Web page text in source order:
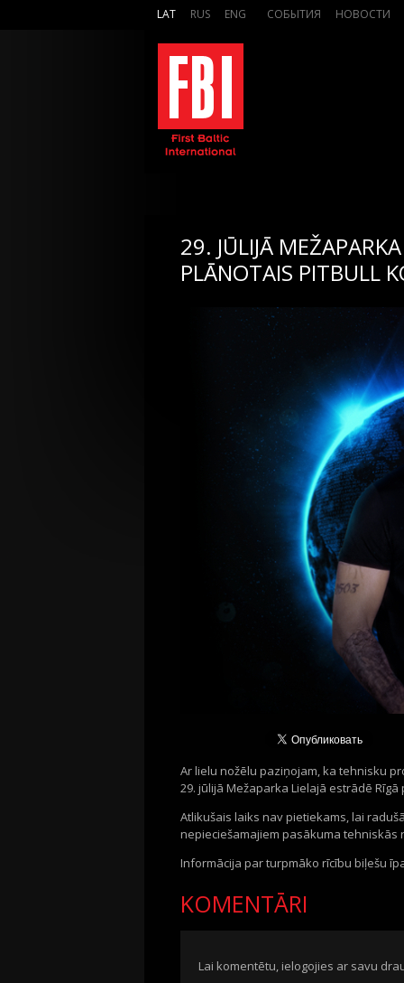
LAT RUS ENG СОБЫТИЯ НОВОСТИ
29. JŪLIJĀ
PLĀNOTAIS PITBULL
Ar lielu nožēlu paziņojam, ka tehnisku
29. jūlijā Mežaparka Lielajā estrādē
Atlikušais laiks nav pietiekams, lai
nepieciešamajiem pasākuma
Informācija par turpmāko rīcību biļešu
KOMENTĀRI
Lai komentētu, ielogojies ar savu